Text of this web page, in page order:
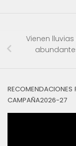
Vienen
RECOMENDACIONES
CAMPAÑA2026-27